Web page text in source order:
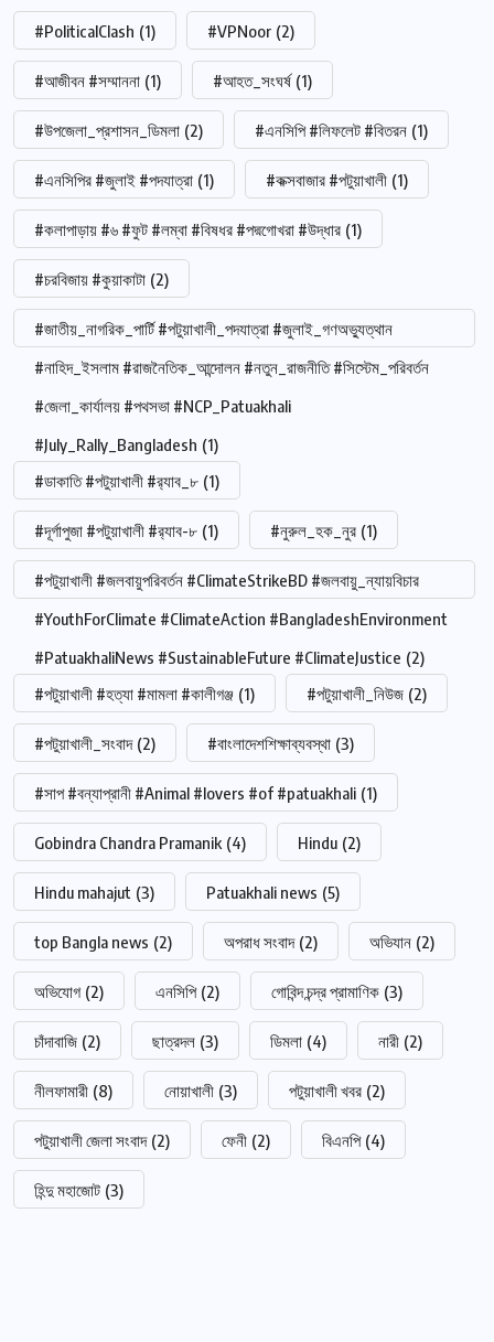
#PoliticalClash (1) #VPNoor (2)
#আজীবন #সম্মাননা (1) #আহত_সংঘর্ষ (1)
#উপজেলা_প্রশাসন_ডিমলা (2) #এনসিপি #লিফলেট #বিতরন (1)
#এনসিপির #জুলাই #পদযাত্রা (1) #কক্সবাজার #পটুয়াখালী (1)
#কলাপাড়ায় #৬ #ফুট #লম্বা #বিষধর #পদ্মগোখরা #উদ্ধার (1)
#চরবিজায় #কুয়াকাটা (2)
#জাতীয়_নাগরিক_পার্টি #পটুয়াখালী_পদযাত্রা #জুলাই_গণঅভ্যুত্থান
#নাহিদ_ইসলাম #রাজনৈতিক_আন্দোলন #নতুন_রাজনীতি #সিস্টেম_পরিবর্তন
#জেলা_কার্যালয় #পথসভা #NCP_Patuakhali
#July_Rally_Bangladesh (1)
#ডাকাতি #পটুয়াখালী #র‍্যাব_৮ (1)
#দূর্গাপুজা #পটুয়াখালী #র‍্যাব-৮ (1) #নুরুল_হক_নুর (1)
#পটুয়াখালী #জলবায়ুপরিবর্তন #ClimateStrikeBD #জলবায়ু_ন্যায়বিচার
#YouthForClimate #ClimateAction #BangladeshEnvironment
#PatuakhaliNews #SustainableFuture #ClimateJustice (2)
#পটুয়াখালী #হত্যা #মামলা #কালীগঞ্জ (1) #পটুয়াখালী_নিউজ (2)
#পটুয়াখালী_সংবাদ (2) #বাংলাদেশশিক্ষাব্যবস্থা (3)
#সাপ #বন্যাপ্রানী #Animal #lovers #of #patuakhali (1)
Gobindra Chandra Pramanik (4) Hindu (2)
Hindu mahajut (3) Patuakhali news (5)
top Bangla news (2) অপরাধ সংবাদ (2) অভিযান (2)
অভিযোগ (2) এনসিপি (2) গোবিন্দ চন্দ্র প্রামাণিক (3)
চাঁদাবাজি (2) ছাত্রদল (3) ডিমলা (4) নারী (2)
নীলফামারী (8) নোয়াখালী (3) পটুয়াখালী খবর (2)
পটুয়াখালী জেলা সংবাদ (2) ফেনী (2) বিএনপি (4)
হিন্দু মহাজোট (3)